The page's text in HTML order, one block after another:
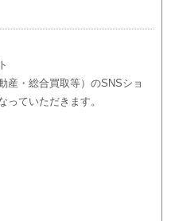
産・総合買取等）のSNSショ
っていただきます。